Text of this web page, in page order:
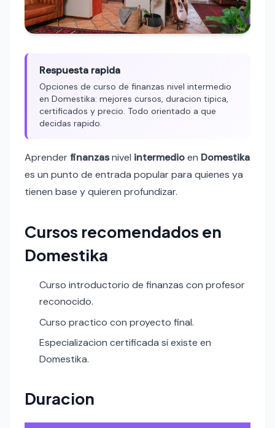
Respuesta rapida
Opciones de curso de finanzas nivel intermedio
en Domestika: mejores cursos, duracion tipica,
certificados y precio. Todo orientado a que
decidas rapido.
Aprenderfinanzasnivel intermedioen Domestika
es un punto de entrada popular para quienes ya
tienen base y quieren profundizar.
Cursos recomendados en
Domestika
Curso introductorio de finanzas con profesor
reconocido.
Curso practico con proyecto final.
Especializacion certificada si existe en
Domestika.
Duracion